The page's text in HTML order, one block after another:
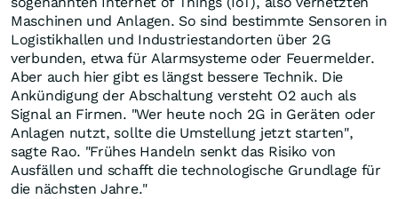
Maschinen und Anlagen. So sind bestimmte Sensoren in
Logistikhallen und Industriestandorten über 2G
verbunden, etwa für Alarmsysteme oder Feuermelder.
Aber auch hier gibt es längst bessere Technik. Die
Ankündigung der Abschaltung versteht O2 auch als
Signal an Firmen. "Wer heute noch 2G in Geräten oder
Anlagen nutzt, sollte die Umstellung jetzt starten",
sagte Rao. "Frühes Handeln senkt das Risiko von
Ausfällen und schafft die technologische Grundlage für
die nächsten Jahre."